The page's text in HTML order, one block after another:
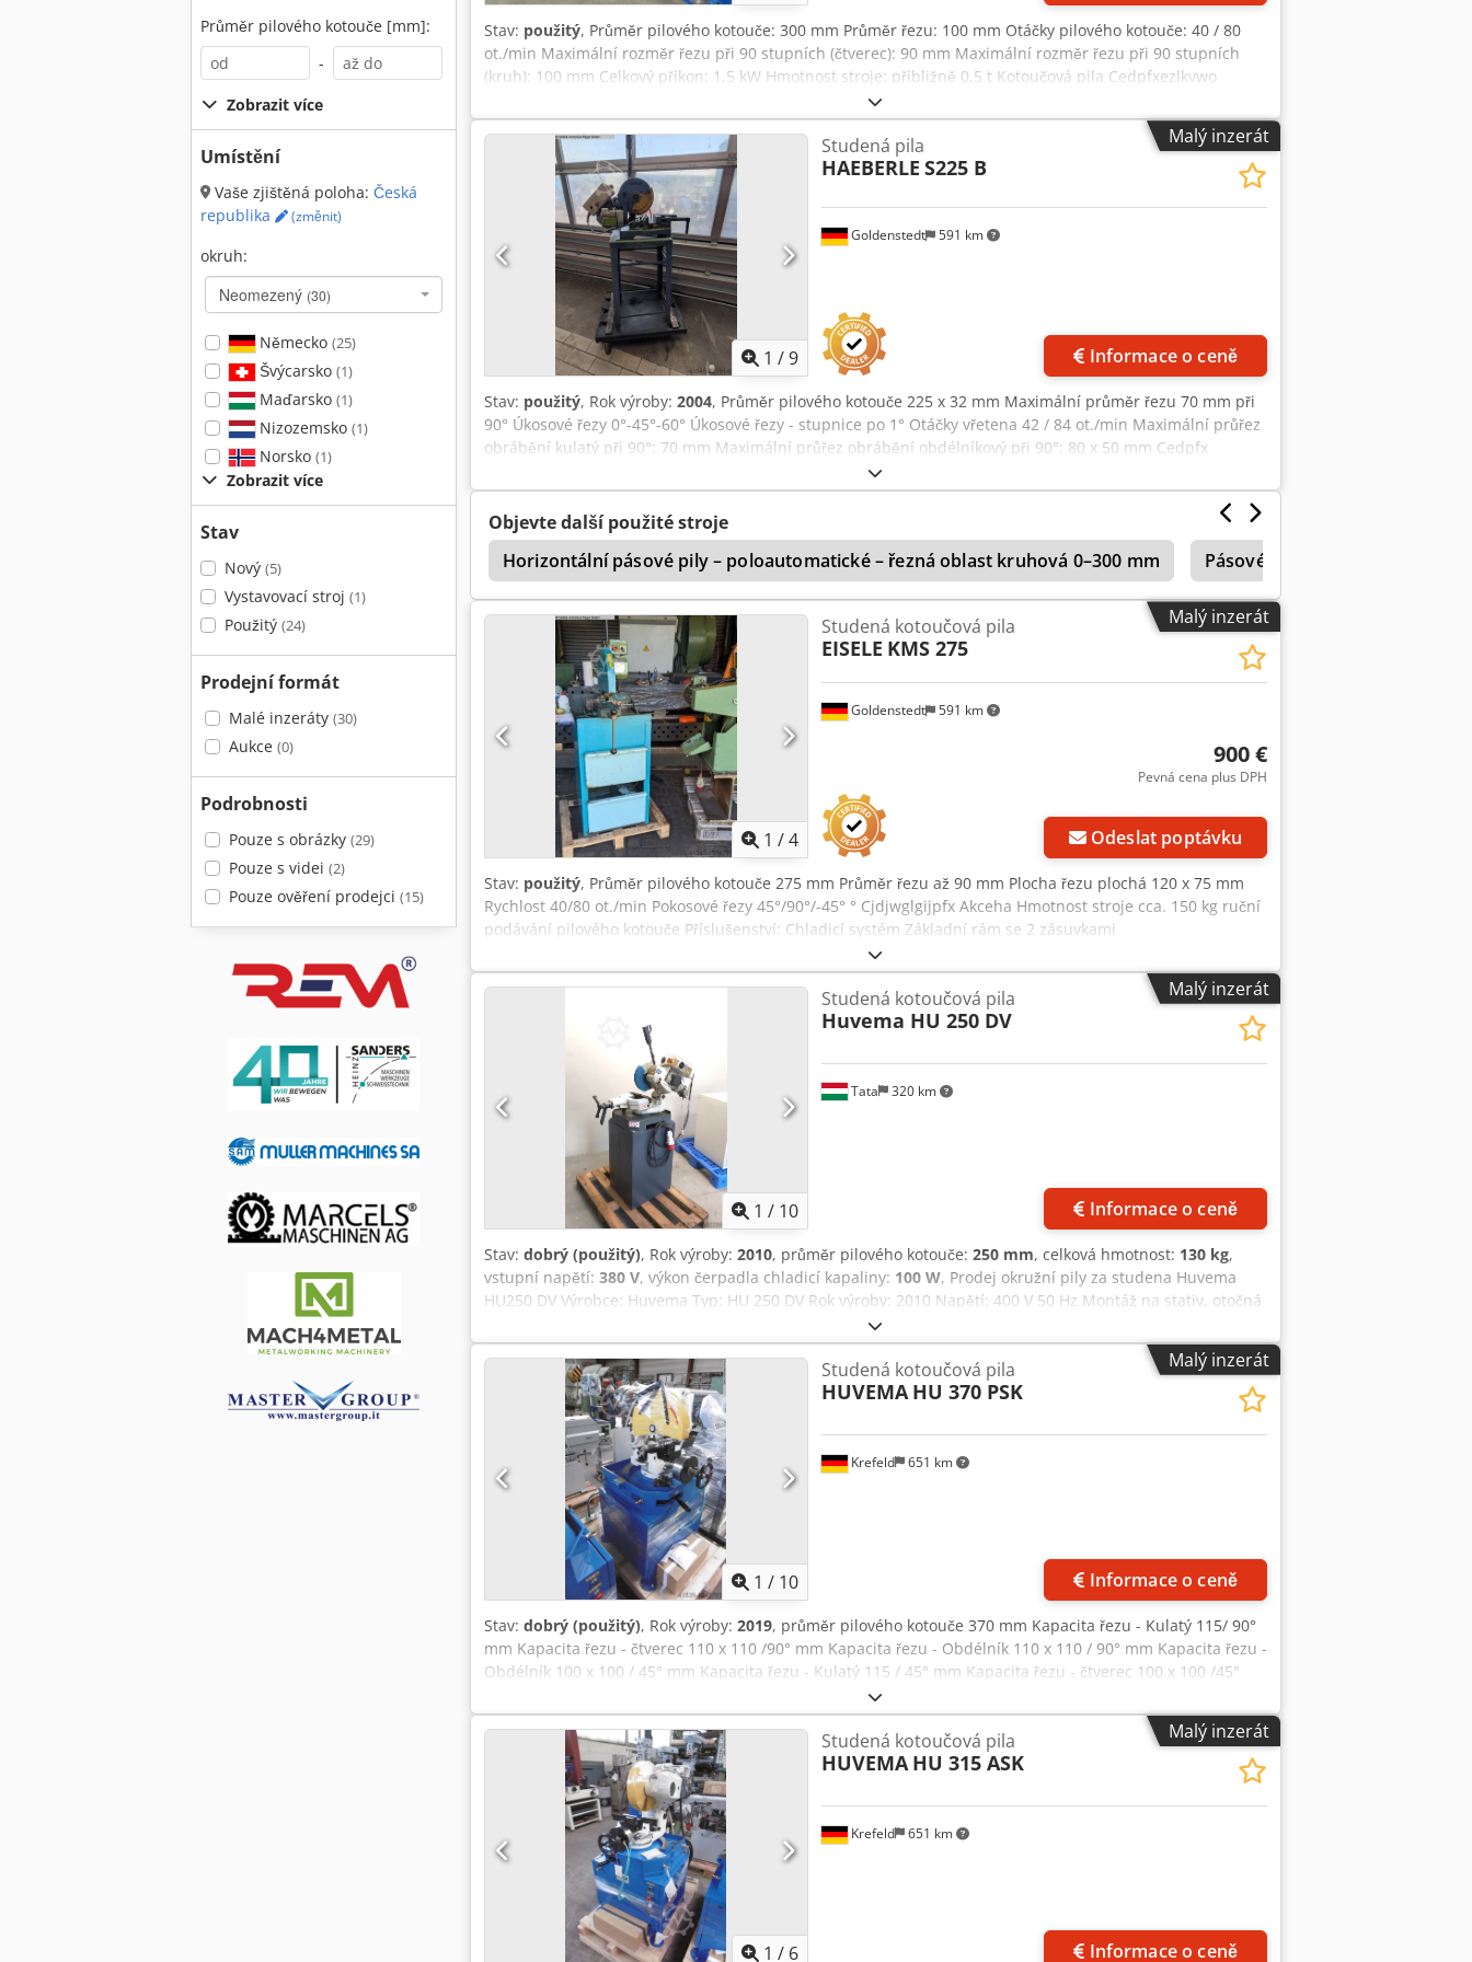
Průměr pilového kotouče [mm]:
-
Zobrazit více
Umístění
Vaše zjištěná poloha: Česká
republika
(změnit)
okruh:
Neomezený (30)
Německo (25)
Švýcarsko (1)
Maďarsko (1)
Nizozemsko (1)
Norsko (1)
Zobrazit více
Stav
Nový (5)
Vystavovací stroj (1)
Použitý (24)
Prodejní formát
Malé inzeráty (30)
Aukce (0)
Podrobnosti
Pouze s obrázky (29)
Pouze s videi (2)
Pouze ověření prodejci (15)
Stav: použitý, Průměr pilového kotouče: 300 mm Průměr řezu: 100 mm Otáčky pilového kotouče: 40 / 80
ot./min Maximální rozměr řezu při 90 stupních (čtverec): 90 mm Maximální rozměr řezu při 90 stupních
(kruh): 100 mm Celkový příkon: 1,5 kW Hmotnost stroje: přibližně 0,5 t Kotoučová pila Cedpfxezlkvwo
Akceha - Úhlový řez 45 stupňů jednostranně - Doraz materiálu až 1170 mm - Čerpadlo chladicí kapaliny
Malý inzerát
1 /9
Goldenstedt 591 km
Studená pila
HAEBERLE S225 B
Informace o ceně
Stav: použitý, Rok výroby: 2004, Průměr pilového kotouče 225 x 32 mm Maximální průměr řezu 70 mm při
90° Úkosové řezy 0°-45°-60° Úkosové řezy - stupnice po 1° Otáčky vřetena 42 / 84 ot./min Maximální průřez
obrábění kulatý při 90°: 70 mm Maximální průřez obrábění obdélníkový při 90°: 80 x 50 mm Cedpfx
Akezginnscsha Maximální průřez obrábění kulatý při 45°: 64 mm Maximální průřez obrábění obdélníkový
při 45°: 60 x 50 mm Průměr pilového kotouče: 225 mm Průměr otvoru: 32 mm včetně mazacího systému
včetně podstavce
Objevte další použité stroje
Horizontální pásové pily – poloautomatické – řezná oblast kruhová 0–300 mm
Pásové pily horizontální –
Huvema Hu 315 Ask
Malý inzerát
1 /4
Goldenstedt 591 km
Studená kotoučová pila
EISELE KMS 275
900 €
Pevná cena plus DPH
Odeslat poptávku
Stav: použitý, Průměr pilového kotouče 275 mm Průměr řezu až 90 mm Plocha řezu plochá 120 x 75 mm
Rychlost 40/80 ot./min Pokosové řezy 45°/90°/-45° ° Cjdjwglgijpfx Akceha Hmotnost stroje cca. 150 kg ruční
podávání pilového kotouče Příslušenství: Chladicí systém Základní rám se 2 zásuvkami
Malý inzerát
1 / 10
Tata 320 km
Studená kotoučová pila
Huvema HU 250 DV
Informace o ceně
Stav: dobrý (použitý), Rok výroby: 2010, průměr pilového kotouče: 250 mm, celková hmotnost: 130 kg,
vstupní napětí: 380 V, výkon čerpadla chladicí kapaliny: 100 W, Prodej okružní pily za studena Huvema
HU250 DV Výrobce: Huvema Typ: HU 250 DV Rok výroby: 2010 Napětí: 400 V 50 Hz Montáž na stativ, otočná
hlava, rychloupínání. Dvourychlostní motor Kapalinové chlazení s čerpadlem Rozměry pilového kotouče:
250 x 32 mm Řezná kapacita 45° rovně: 50 x 60 mm Kapacita řezu v kruhu 45°: 65 mm Kapacita řezu v úhlu
45° ve čtverci: 55 mm Kapacita řezu pod úhlem 90° rovně: 55 x 95 mm Kapacita řezu v kruhu 90°: 70 mm
Kapacita řezu v úhlu 90° ve čtverci: 70 mm Cjdpetwdvisfx Akcsha Rozměry: Výška: 150 cm Šířka: 60 cm
Délka: 90 cm Hmotnost: cca 150 kg
Malý inzerát
1 / 10
Krefeld 651 km
Studená kotoučová pila
HUVEMA HU 370 PSK
Informace o ceně
Stav: dobrý (použitý), Rok výroby: 2019, průměr pilového kotouče 370 mm Kapacita řezu - Kulatý 115/ 90°
mm Kapacita řezu - čtverec 110 x 110 /90° mm Kapacita řezu - Obdélník 110 x 110 / 90° mm Kapacita řezu -
Obdélník 100 x 100 / 45° mm Kapacita řezu - Kulatý 115 / 45° mm Kapacita řezu - čtverec 100 x 100 /45°
mm otáčky pilového kotouče 22 / 44 ot./min Napětí 400 V / 50 Hz výkon motoru 3 kW Hmotnost stroje cca
0,27t Rozměry (délka/šířka/výška) 980 x 790 x 780 mm nová, nepoužitá pila, pila se základním rámem,
2rychlostní motor, pneumatický rychloupínací svěrák, zastavení materiálu, chladicí systém, Možnost
pokosu 45° vlevo a 45° vpravo, Csdjvxli Nepfx Akceha
Malý inzerát
1 / 6
Krefeld 651 km
Studená kotoučová pila
HUVEMA HU 315 ASK
Informace o ceně